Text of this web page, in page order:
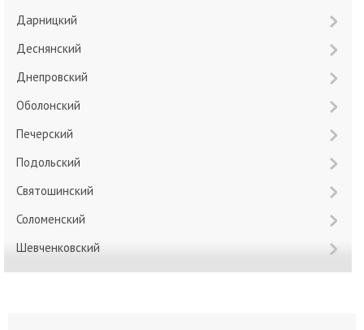
Дарницкий
Деснянский
Днепровский
Оболонский
Печерский
Подольский
Святошинский
Соломенский
Шевченковский